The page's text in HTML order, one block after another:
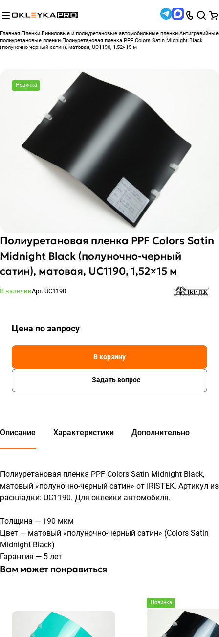
Главная Пленки Виниловые и полиуретановые автомобильные пленки Антигравийные
полиуретановые пленки Полиуретановая пленка PPF Colors Satin Midnight Black
(полуночно-черный сатин), матовая, UC1190, 1,52×15 м
Новинка
Полиуретановая пленка PPF Colors Satin
Midnight Black (полуночно-черный
сатин), матовая, UC1190, 1,52×15 м
В наличииАрт. UC1190
Цена по запросу
В корзину
Задать вопрос
Описание Характеристики Дополнительно
Полиуретановая пленка PPF Colors Satin Midnight Black,
матовый «полуночно-черный сатин» от IRISTEK. Артикул из
раскладки: UC1190. Для оклейки автомобиля.
Толщина — 190 мкм
Цвет — матовый «полуночно-черный сатин» (Colors Satin
Midnight Black)
Гарантия — 5 лет
Вам может понравиться
Новинка